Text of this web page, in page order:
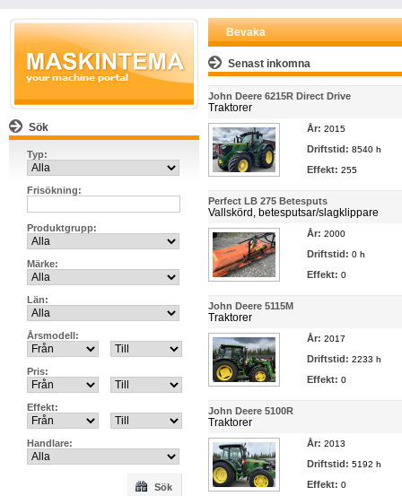
Sök
Typ:
Frisökning:
Produktgrupp:
Märke:
Län:
Årsmodell:
Pris:
Effekt:
Handlare:
Sök
Bevaka
Senast inkomna
John Deere 6215R Direct Drive
Traktorer
År: 2015
Driftstid: 8540 h
Effekt: 255
Perfect LB 275 Betesputs
Vallskörd, betesputsar/slagklippare
År: 2000
Driftstid: 0 h
Effekt: 0
John Deere 5115M
Traktorer
År: 2017
Driftstid: 2233 h
Effekt: 0
John Deere 5100R
Traktorer
År: 2013
Driftstid: 5192 h
Effekt: 0